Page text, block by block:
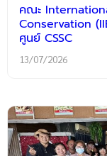
คณะ
Conservation
ศูนย์ CSSC
13/07/2026